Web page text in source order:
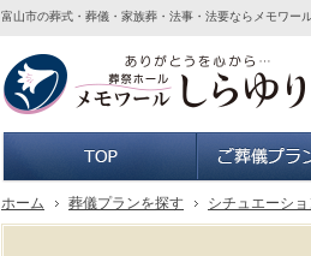
富山市の葬式・葬儀・家族葬・法事・法要ならメモワー
ホーム 葬儀プランを探す シチュエーシ